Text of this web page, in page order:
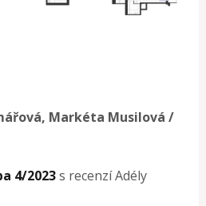
Markéta Musilová /
4/2023s recenzí Adély